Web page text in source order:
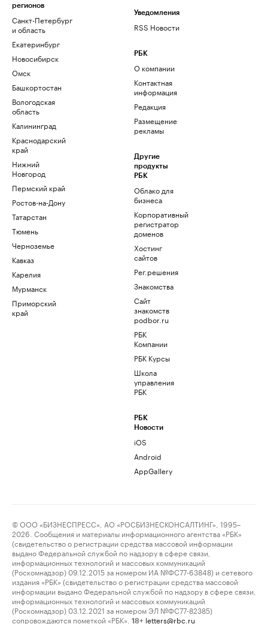
регионов
Санкт-Петербург
и область
Екатеринбург
Новосибирск
Омск
Башкортостан
Вологодская
область
Калининград
Краснодарский
край
Нижний
Новгород
Пермский край
Ростов-на-Дону
Татарстан
Тюмень
Черноземье
Кавказ
Карелия
Мурманск
Приморский
край
Уведомления
RSS Новости
РБК
О компании
Контактная
информация
Редакция
Размещение
рекламы
Другие
продукты
РБК
Облако для
бизнеса
Корпоративный
регистратор
доменов
Хостинг
сайтов
Рег.решения
Знакомства
Сайт
знакомств
podbor.ru
РБК
Компании
РБК Курсы
Школа
управления
РБК
РБК
Новости
iOS
Android
AppGallery
© ООО «БИЗНЕСПРЕСС», АО «РОСБИЗНЕСКОНСАЛТИНГ», 1995–
2026. Сообщения и материалы информационного агентства «РБК»
(свидетельство о регистрации средства массовой информации
выдано Федеральной службой по надзору в сфере связи,
информационных технологий и массовых коммуникаций
(Роскомнадзор) 09.12.2015 за номером ИА №ФС77-63848) и сетевого
издания «РБК» (свидетельство о регистрации средства массовой
информации выдано Федеральной службой по надзору в сфере связи,
информационных технологий и массовых коммуникаций
(Роскомнадзор) 03.12.2021 за номером ЭЛ №ФС77-82385)
сопровождаются пометкой «РБК».
18+ letters@rbc.ru